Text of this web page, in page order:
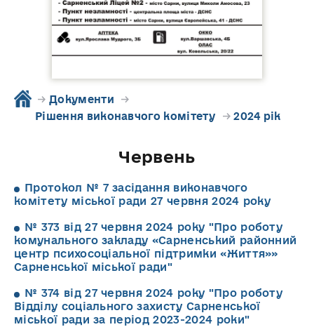
→ Документи →
Рішення виконавчого комітету→2024 рік
Червень
Протокол № 7 засідання виконавчого
комітету міської ради 27 червня 2024 року
№ 373 від 27 червня 2024 року "Про роботу
комунального закладу «Сарненський районний
центр психосоціальної підтримки «Життя»»
Сарненської міської ради"
№ 374 від 27 червня 2024 року "Про роботу
Відділу соціального захисту Сарненської
міської ради за період 2023-2024 роки"